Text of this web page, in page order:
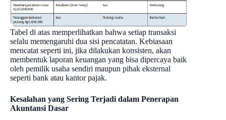
Tabel di atas memperlihatkan bahwa setiap transaksi
selalu memengaruhi dua sisi pencatatan. Kebiasaan
mencatat seperti ini, jika dilakukan konsisten, akan
membentuk laporan keuangan yang bisa dipercaya baik
oleh pemilik usaha sendiri maupun pihak eksternal
seperti bank atau kantor pajak.
Kesalahan yang Sering Terjadi dalam Penerapan
Akuntansi Dasar